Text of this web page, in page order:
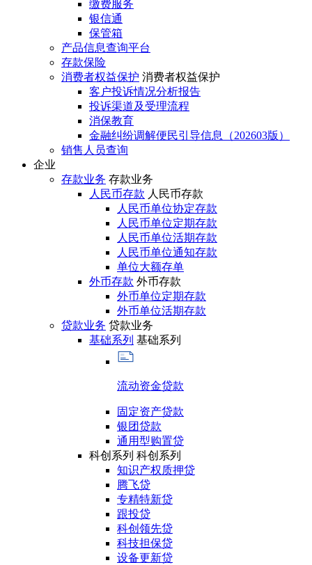
缴费服务
银信通
保管箱
产品信息查询平台
存款保险
消费者权益保护 消费者权益保护
客户投诉情况分析报告
投诉渠道及受理流程
消保教育
金融纠纷调解便民引导信息（202603版）
销售人员查询
企业
存款业务 存款业务
人民币存款 人民币存款
人民币单位协定存款
人民币单位定期存款
人民币单位活期存款
人民币单位通知存款
单位大额存单
外币存款 外币存款
外币单位定期存款
外币单位活期存款
贷款业务 贷款业务
基础系列 基础系列
流动资金贷款
固定资产贷款
银团贷款
通用型购置贷
科创系列 科创系列
知识产权质押贷
腾飞贷
专精特新贷
跟投贷
科创领先贷
科技担保贷
设备更新贷